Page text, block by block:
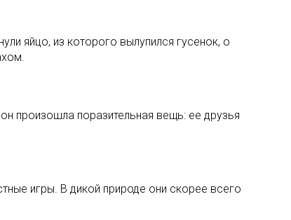
яйцо, из которого вылупился гусенок, о
произошла поразительная вещь: ее друзья
игры. В дикой природе они скорее всего